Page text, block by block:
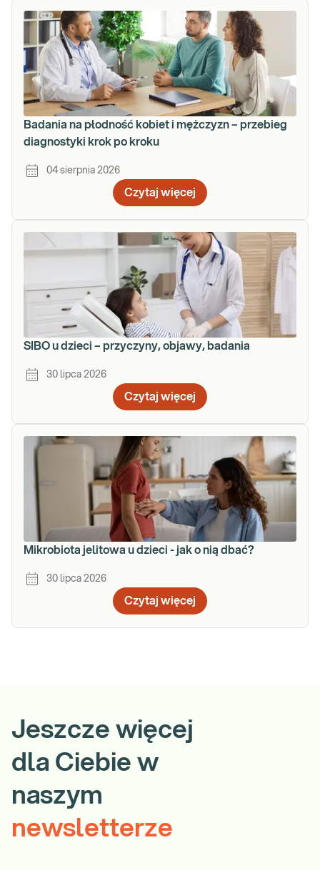
Badania na płodność kobiet i mężczyzn – przebieg
diagnostyki krok po kroku
04 sierpnia 2026
Czytaj więcej
SIBO u dzieci – przyczyny, objawy, badania
30 lipca 2026
Czytaj więcej
Mikrobiota jelitowa u dzieci - jak o nią dbać?
30 lipca 2026
Czytaj więcej
Jeszcze więcej
dla Ciebie w
naszym
newsletterze